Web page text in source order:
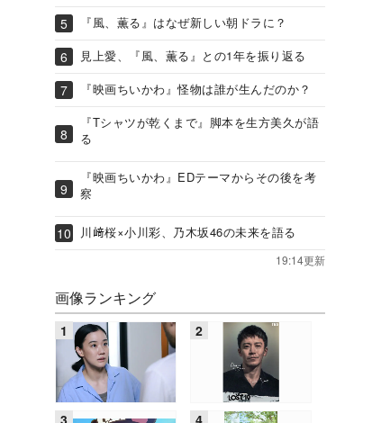
『風、薫る』はなぜ新しい朝ドラに？
見上愛、『風、薫る』との1年を振り返る
『映画ちいかわ』怪物は誰が生んだのか？
『Tシャツが乾くまで』脚本を生方美久が語
る
『映画ちいかわ』EDテーマからその後を考
察
川﨑桜×小川彩、乃木坂46の未来を語る
19:14更新
画像ランキング